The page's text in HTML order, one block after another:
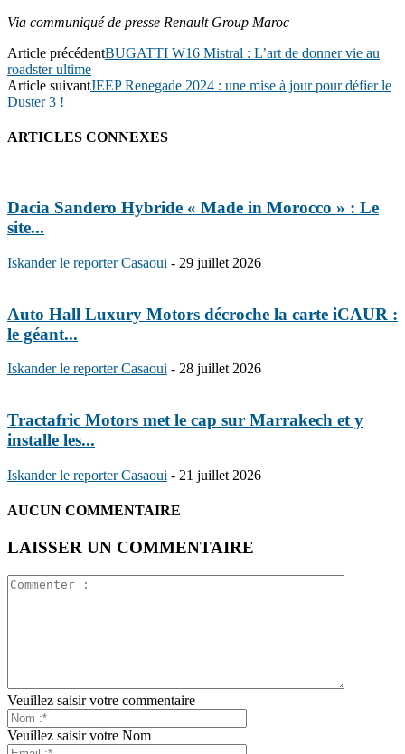
Via communiqué de presse Renault Group Maroc
Article précédentBUGATTI W16 Mistral : L’art de donner vie au
roadster ultime
Article suivantJEEP Renegade 2024 : une mise à jour pour défier le
Duster 3 !
ARTICLES CONNEXES
Dacia Sandero Hybride « Made in Morocco » : Le
site...
Iskander le reporter Casaoui - 29 juillet 2026
Auto Hall Luxury Motors décroche la carte iCAUR :
le géant...
Iskander le reporter Casaoui - 28 juillet 2026
Tractafric Motors met le cap sur Marrakech et y
installe les...
Iskander le reporter Casaoui - 21 juillet 2026
AUCUN COMMENTAIRE
LAISSER UN COMMENTAIRE
Veuillez saisir votre commentaire
Veuillez saisir votre Nom